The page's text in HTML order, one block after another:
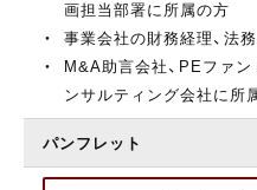
画担当部署に所属の方
事業会社の財務経理、法
M&A助言会社、PEファン
ンサルティング会社に所
パンフレット